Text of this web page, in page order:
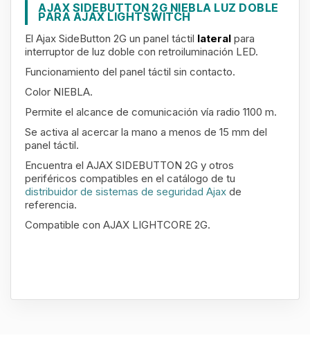
AJAX SIDEBUTTON 2G NIEBLA LUZ DOBLE
PARA AJAX LIGHTSWITCH
El Ajax SideButton 2G un panel táctil lateral para
interruptor de luz doble con retroiluminación LED.
Funcionamiento del panel táctil sin contacto.
Color NIEBLA.
Permite el alcance de comunicación vía radio 1100 m.
Se activa al acercar la mano a menos de 15 mm del
panel táctil.
Encuentra el AJAX SIDEBUTTON 2G y otros
periféricos compatibles en el catálogo de tu
distribuidor de sistemas de seguridad Ajax de
referencia.
Compatible con AJAX LIGHTCORE 2G.